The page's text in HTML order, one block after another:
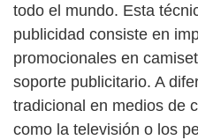
todo el mundo. Esta
publicidad consiste en
promocionales en
soporte publicitario. A
tradicional en medios de
como la televisión o los